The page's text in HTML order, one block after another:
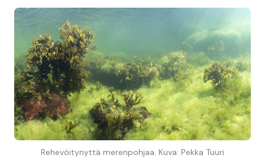
Rehevöitynyttä merenpohjaa. Kuva: Pekka Tuuri